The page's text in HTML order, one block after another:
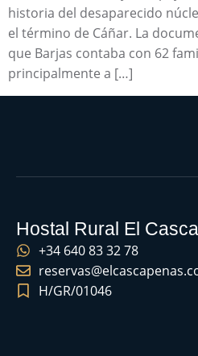
historia del desaparecido
el término de Cáñar. La
que Barjas contaba con 62
principalmente a […]
Hostal Rural El
+34 640 83 32 78
H/GR/01046